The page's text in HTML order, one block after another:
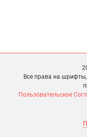
Все права на
Пользовательское